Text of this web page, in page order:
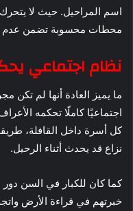
اسم المراحيل. حيث لا
محطات محسوبة تضمن عدم
نظام اجتماعي
ما يميز العادة أنها لم
اجتماعيًا كاملًا تحكمه
كل أسرة داخل القافلة،
نزاع قد يحدث أثناء الرحيل.
كما كان للكبار في السن
خبرتهم في قراءة الأرض